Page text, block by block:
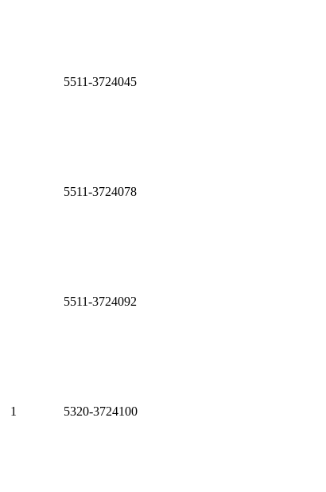
5511-3724045
5511-3724078
5511-3724092
1 5320-3724100